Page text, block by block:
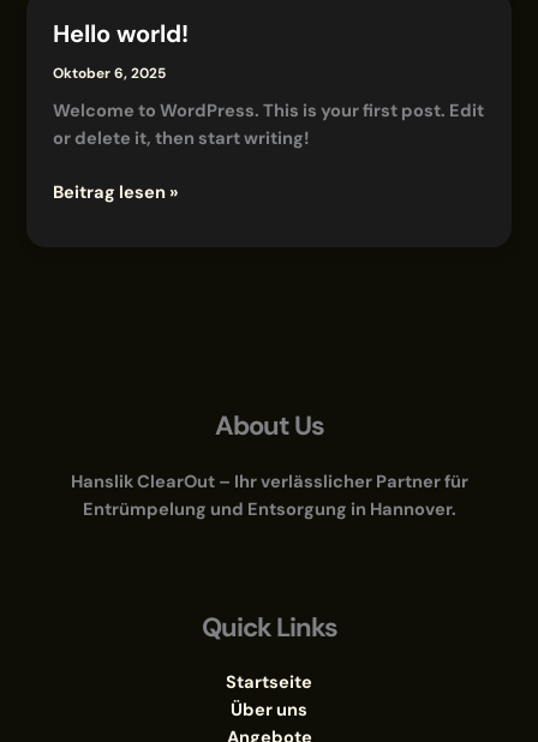
Hello world!
Oktober 6, 2025
Welcome to WordPress. This is your first post. Edit
or delete it, then start writing!
Hello
Beitrag lesen »
About Us
Hanslik ClearOut – Ihr verlässlicher Partner für
Entrümpelung und Entsorgung in Hannover.
Quick Links
Startseite
Über uns